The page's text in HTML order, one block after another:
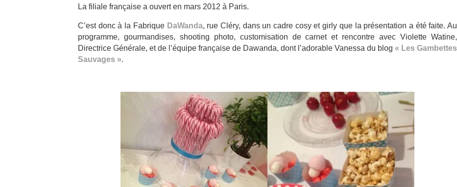
La filiale française a ouvert en mars 2012 à Paris.
C’est donc à la Fabrique DaWanda, rue Cléry, dans un cadre cosy et girly que la présentation a été faite. Au
programme, gourmandises, shooting photo, customisation de carnet et rencontre avec Violette Watine,
Directrice Générale, et de l’équipe française de Dawanda, dont l’adorable Vanessa du blog « Les Gambettes
Sauvages ».